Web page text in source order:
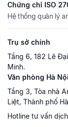
Chứng chỉ ISO
Hệ thống quản lý
Trụ sở chính
Tầng 6, 182 Lê
Minh.
Văn phòng Hà Nội
Tầng 3, Tòa nhà
Liệt, Thành phố
Hotline tư vấn